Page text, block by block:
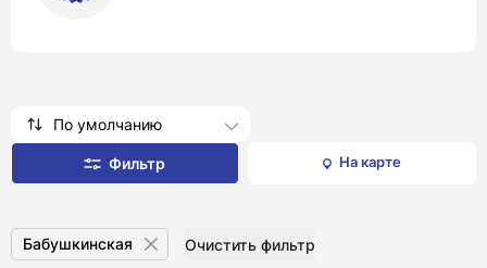
По умолчанию
На карте
Фильтр
Бабушкинская Очистить фильтр